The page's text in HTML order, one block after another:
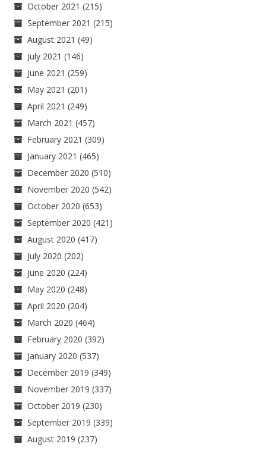
October 2021 (215)
September 2021 (215)
August 2021 (49)
July 2021 (146)
June 2021 (259)
May 2021 (201)
April 2021 (249)
March 2021 (457)
February 2021 (309)
January 2021 (465)
December 2020 (510)
November 2020 (542)
October 2020 (653)
September 2020 (421)
August 2020 (417)
July 2020 (202)
June 2020 (224)
May 2020 (248)
April 2020 (204)
March 2020 (464)
February 2020 (392)
January 2020 (537)
December 2019 (349)
November 2019 (337)
October 2019 (230)
September 2019 (339)
August 2019 (237)